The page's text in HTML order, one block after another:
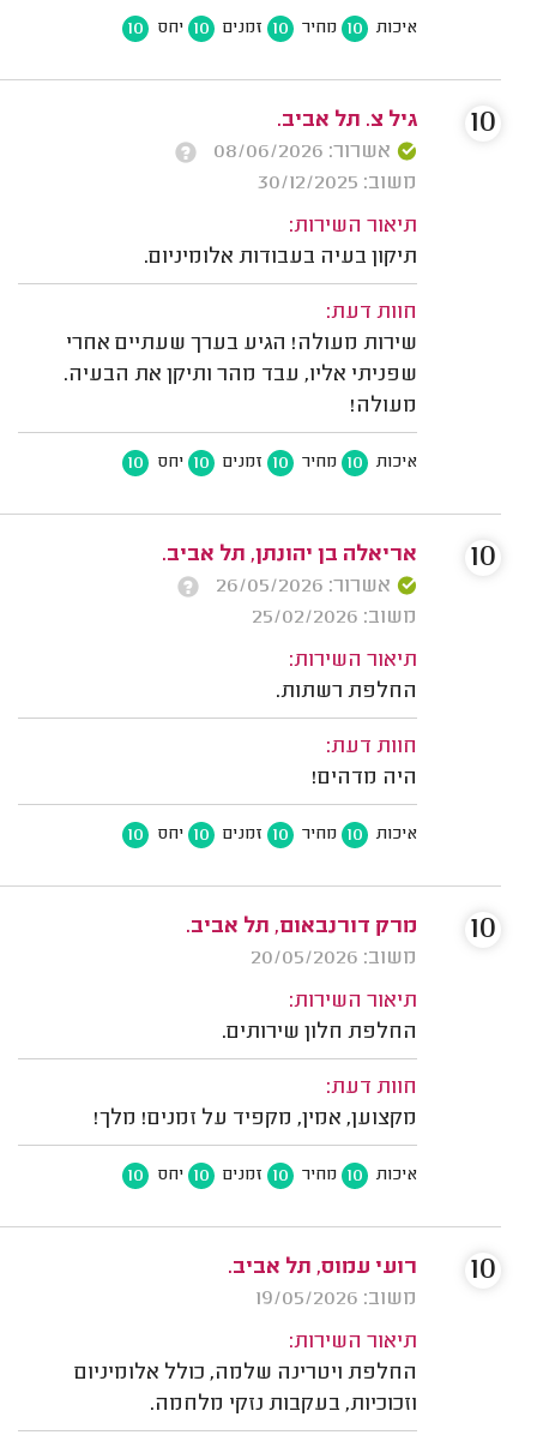
איכות 10 מחיר 10 זמנים 10 יחס 10
גיל צ. תל אביב.
אשרור: 08/06/2026
משוב: 30/12/2025
תיאור השירות:
תיקון בעיה בעבודות אלומיניום.
חוות דעת:
שירות מעולה! הגיע בערך שעתיים אחרי
שפניתי אליו, עבד מהר ותיקן את הבעיה.
מעולה!
איכות 10 מחיר 10 זמנים 10 יחס 10
10
אריאלה בן יהונתן, תל אביב.
אשרור: 26/05/2026
משוב: 25/02/2026
תיאור השירות:
החלפת רשתות.
חוות דעת:
היה מדהים!
איכות 10 מחיר 10 זמנים 10 יחס 10
10
מרק דורנבאום, תל אביב.
משוב: 20/05/2026
תיאור השירות:
החלפת חלון שירותים.
חוות דעת:
מקצוען, אמין, מקפיד על זמנים! מלך!
איכות 10 מחיר 10 זמנים 10 יחס 10
10
רועי עמוס, תל אביב.
משוב: 19/05/2026
תיאור השירות:
החלפת ויטרינה שלמה, כולל אלומיניום
וזכוכיות, בעקבות נזקי מלחמה.
10